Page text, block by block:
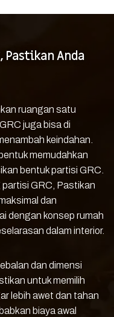
Pastikan Anda
ruangan satu
juga bisa di
keindahan.
memudahkan
bentuk partisi GRC.
GRC, Pastikan
dan
dengan konsep rumah
dalam interior.
dan dimensi
untuk memilih
lebih awet dan tahan
biaya awal